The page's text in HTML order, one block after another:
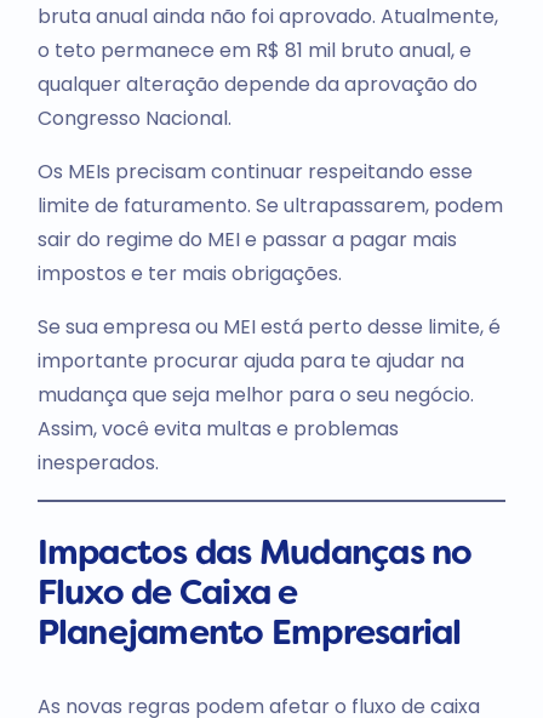
bruta anual ainda não foi aprovado. Atualmente,
o teto permanece em R$ 81 mil bruto anual, e
qualquer alteração depende da aprovação do
Congresso Nacional.
Os MEIs precisam continuar respeitando esse
limite de faturamento. Se ultrapassarem, podem
sair do regime do MEI e passar a pagar mais
impostos e ter mais obrigações.
Se sua empresa ou MEI está perto desse limite, é
importante procurar ajuda para te ajudar na
mudança que seja melhor para o seu negócio.
Assim, você evita multas e problemas
inesperados.
Impactos das Mudanças no
Fluxo de Caixa e
Planejamento Empresarial
As novas regras podem afetar o fluxo de caixa